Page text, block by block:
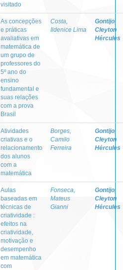
visitado
As concepções
e práticas
avaliativas em
matemática de
um grupo de
professores do
5º ano do
ensino
fundamental e
suas relações
com a prova
Brasil
Costa,
Ildenice Lima
Gontijo,
Cleyton
Hércules
Atividades
criativas e o
relacionamento
dos alunos
com a
matemática
Borges,
Camilo
Ferreira
Gontijo,
Cleyton
Hércules
Aulas
baseadas em
técnicas de
criatividade :
efeitos na
criatividade,
motivação e
desempenho
em matemática
com
Fonseca,
Mateus
Gianni
Gontijo,
Cleyton
Hércules